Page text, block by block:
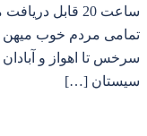
ساعت 20 قابل
تمامی مردم خوب میهن
سرخس تا اهواز و
سیستان […]